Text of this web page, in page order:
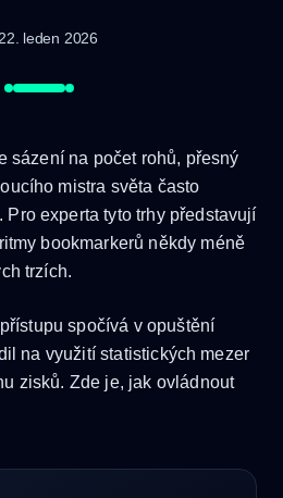
22. leden 2026
sázení na počet rohů, přesný
mistra světa často
experta tyto trhy představují
bookmarkerů někdy méně
trzích.
spočívá v opuštění
na využití statistických mezer
zisků. Zde je, jak ovládnout